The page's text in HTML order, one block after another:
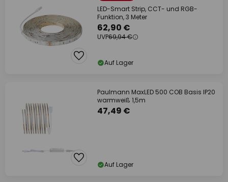
LED-Smart Strip, CCT- und RGB-
Funktion, 3 Meter
62,90 €
UVP69,94 €
Auf Lager
Paulmann MaxLED 500 COB Basis IP20
warmweiß 1,5m
47,49 €
Auf Lager